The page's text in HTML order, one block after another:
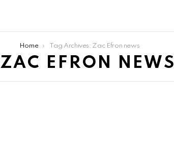
Home Tag Archives: Zac Efron news
ZAC EFRON NEWS